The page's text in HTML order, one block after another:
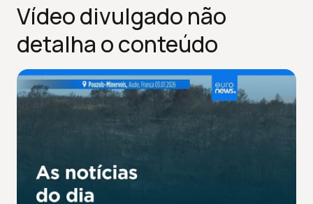
Vídeo divulgado não
detalha o conteúdo